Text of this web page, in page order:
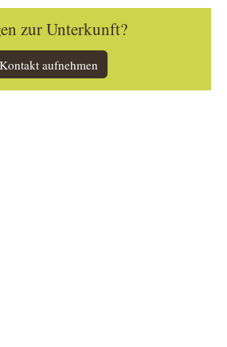
zur Unterkunft?
Kontakt aufnehmen